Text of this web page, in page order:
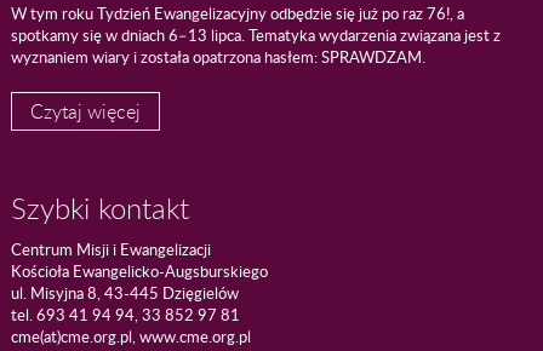
W tym roku Tydzień Ewangelizacyjny odbędzie się już po raz 76!, a
spotkamy się w dniach 6–13 lipca. Tematyka wydarzenia związana jest z
wyznaniem wiary i została opatrzona hasłem: SPRAWDZAM.
Czytaj więcej
Szybki kontakt
Centrum Misji i Ewangelizacji
Kościoła Ewangelicko-Augsburskiego
ul. Misyjna 8, 43-445 Dzięgielów
tel. 693 41 94 94, 33 852 97 81
cme(at)cme.org.pl, www.cme.org.pl